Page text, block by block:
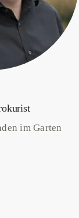
im Garten